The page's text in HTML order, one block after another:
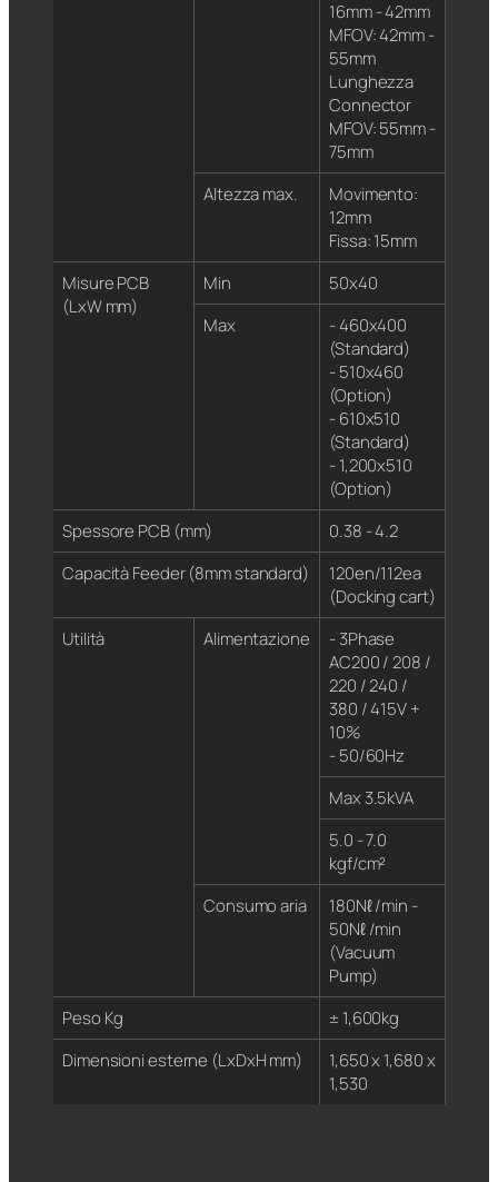
16mm - 42mm
MFOV: 42mm -
55mm
Lunghezza
Connector
MFOV: 55mm -
75mm
Altezza max.
Movimento:
12mm
Fissa: 15mm
Misure PCB
(LxW mm)
Min
50x40
Max
- 460x400
(Standard)
- 510x460
(Option)
- 610x510
(Standard)
- 1,200x510
(Option)
Spessore PCB (mm)
0.38 - 4.2
Capacità Feeder (8mm standard)
120en/112ea
(Docking cart)
Utilità
Alimentazione
- 3Phase
AC200 / 208 /
220 / 240 /
380 / 415V +
10%
- 50/60Hz
Max 3.5kVA
5.0 - 7.0
kgf/cm²
Consumo aria
180Nℓ /min -
50Nℓ /min
(Vacuum
Pump)
Peso Kg
± 1,600kg
Dimensioni esterne (LxDxH mm)
1,650 x 1,680 x
1,530